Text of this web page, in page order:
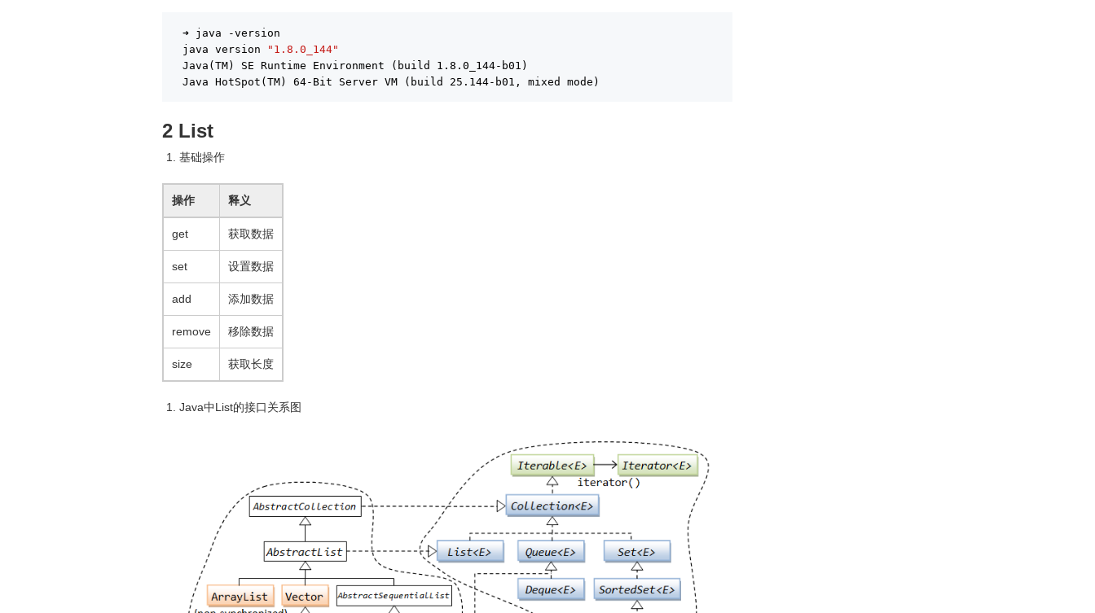
➜ java -version
java version
"1.8.0_144"
Java(TM) SE Runtime Environment (build 1.8.0_144-b01)
Java HotSpot(TM) 64-Bit Server VM (build 25.144-b01, mixed mode)
2 List
基础操作
操作 释义
get 获取数据
set 设置数据
add 添加数据
remove 移除数据
size 获取长度
Java中List的接口关系图